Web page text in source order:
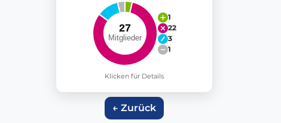
1
22
3
1
Klicken für Details
← Zurück